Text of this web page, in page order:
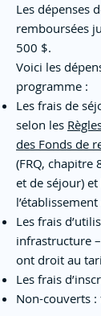
Les dépenses
remboursées
500 $.
Voici les
programme :
Les frais de
selon les
des Fonds de
(FRQ, chapitre
et de séjour)
Les frais
infrastructure
ont droit au
Les frais
Non-couverts :